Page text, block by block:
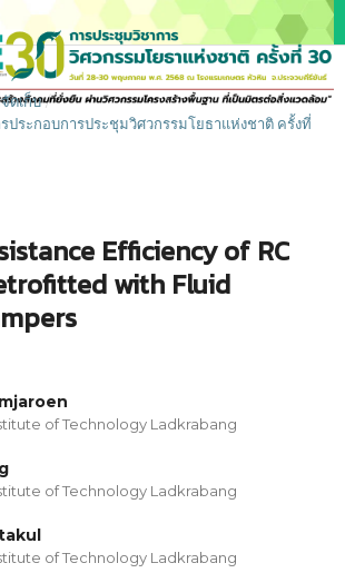
ดเก็บ /
ประกอบการประชุมวิศวกรรมโยธาแห่งชาติ ครั้งที่
Efficiency of RC
with Fluid
of Technology Ladkrabang
of Technology Ladkrabang
of Technology Ladkrabang